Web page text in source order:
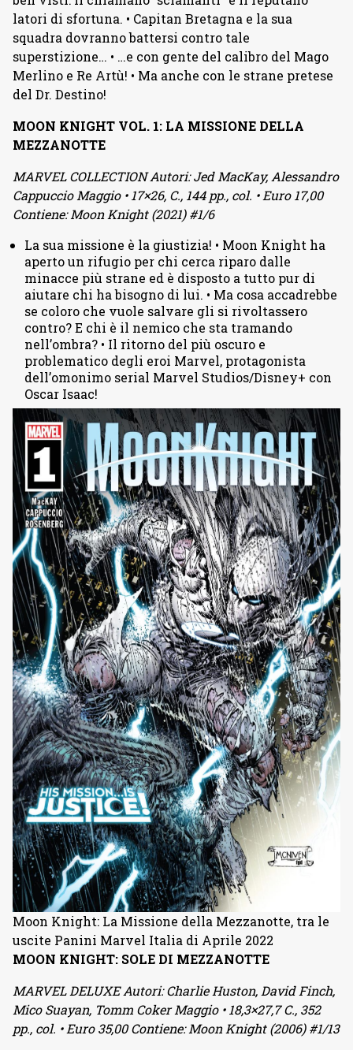
latori di sfortuna. • Capitan Bretagna e la sua
squadra dovranno battersi contro tale
superstizione… • …e con gente del calibro del Mago
Merlino e Re Artù! • Ma anche con le strane pretese
del Dr. Destino!
MOON KNIGHT VOL. 1: LA MISSIONE DELLA
MEZZANOTTE
MARVEL COLLECTION Autori: Jed MacKay, Alessandro
Cappuccio Maggio • 17×26, C., 144 pp., col. • Euro 17,00
Contiene: Moon Knight (2021) #1/6
La sua missione è la giustizia! • Moon Knight ha
aperto un rifugio per chi cerca riparo dalle
minacce più strane ed è disposto a tutto pur di
aiutare chi ha bisogno di lui. • Ma cosa accadrebbe
se coloro che vuole salvare gli si rivoltassero
contro? E chi è il nemico che sta tramando
nell’ombra? • Il ritorno del più oscuro e
problematico degli eroi Marvel, protagonista
dell’omonimo serial Marvel Studios/Disney+ con
Oscar Isaac!
Moon Knight: La Missione della Mezzanotte, tra le
uscite Panini Marvel Italia di Aprile 2022
MOON KNIGHT: SOLE DI MEZZANOTTE
MARVEL DELUXE Autori: Charlie Huston, David Finch,
Mico Suayan, Tomm Coker Maggio • 18,3×27,7 C., 352
pp., col. • Euro 35,00 Contiene: Moon Knight (2006) #1/13